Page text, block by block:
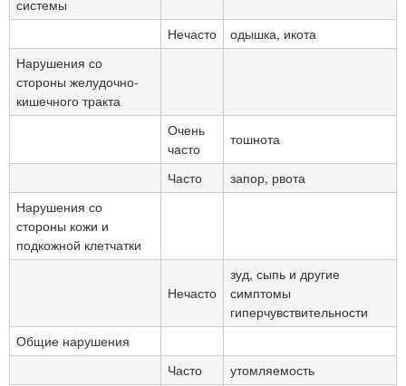
системы
Нечасто
одышка, икота
Нарушения со
стороны желудочно-
кишечного тракта
Очень
часто
тошнота
Часто
запор, рвота
Нарушения со
стороны кожи и
подкожной клетчатки
Нечасто
зуд, сыпь и другие
симптомы
гиперчувствительности
Общие нарушения
Часто
утомляемость